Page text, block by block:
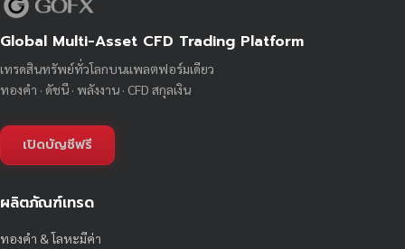
Global Multi-Asset CFD Trading Platform
เทรดสินทรัพย์ทั่วโลกบนแพลตฟอร์มเดียว
ทองคำ · ดัชนี · พลังงาน · CFD สกุลเงิน
เปิดบัญชีฟรี
ผลิตภัณฑ์เทรด
ทองคำ & โลหะมีค่า